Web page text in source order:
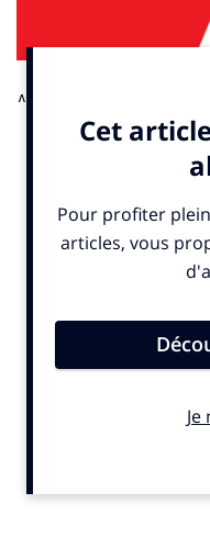
Après des semaines de
président de Canal+
réunies pour aboutir à un
et le football français
chaîne de la Ligue 1. Par